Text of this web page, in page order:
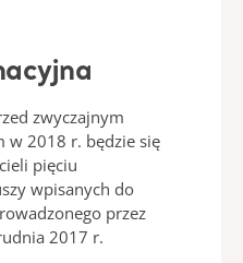
zwyczajnym
w 2018 r. będzie się
pięciu
wpisanych do
przez
2017 r.